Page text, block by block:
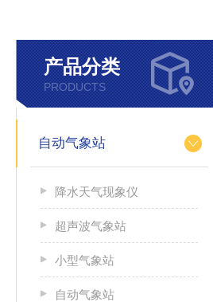
产品分类
PRODUCTS
自动气象站
降水天气现象仪
超声波气象站
小型气象站
自动气象站